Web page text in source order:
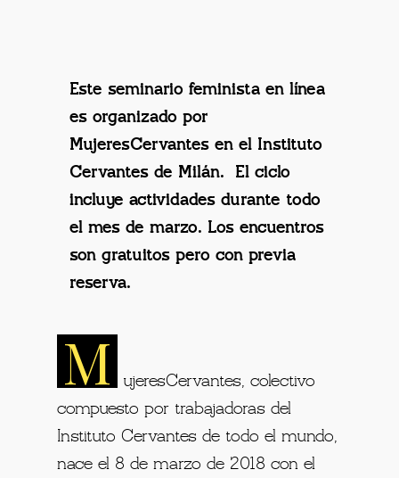
Este seminario feminista en línea
es organizado por
MujeresCervantes en el Instituto
Cervantes de Milán. El ciclo
incluye actividades durante todo
el mes de marzo. Los encuentros
son gratuitos pero con previa
reserva.
M
ujeresCervantes, colectivo
compuesto por trabajadoras del
Instituto Cervantes de todo el mundo,
nace el 8 de marzo de 2018 con el